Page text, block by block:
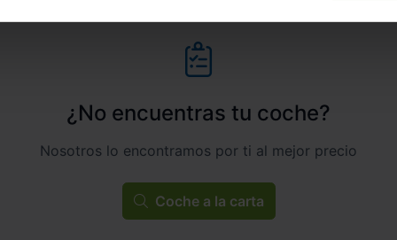
¿No encuentras tu coche?
Nosotros lo encontramos por ti al mejor precio
Coche a la carta